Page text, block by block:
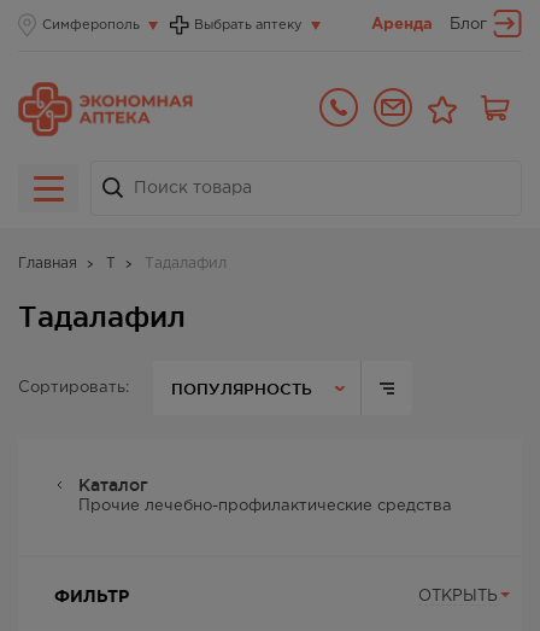
Симферополь Выбрать аптеку Аренда Блог
Главная Тадалафил
Тадалафил
Сортировать: ПОПУЛЯРНОСТЬ
Каталог
Прочие лечебно-профилактические средства
ФИЛЬТР ОТКРЫТЬ